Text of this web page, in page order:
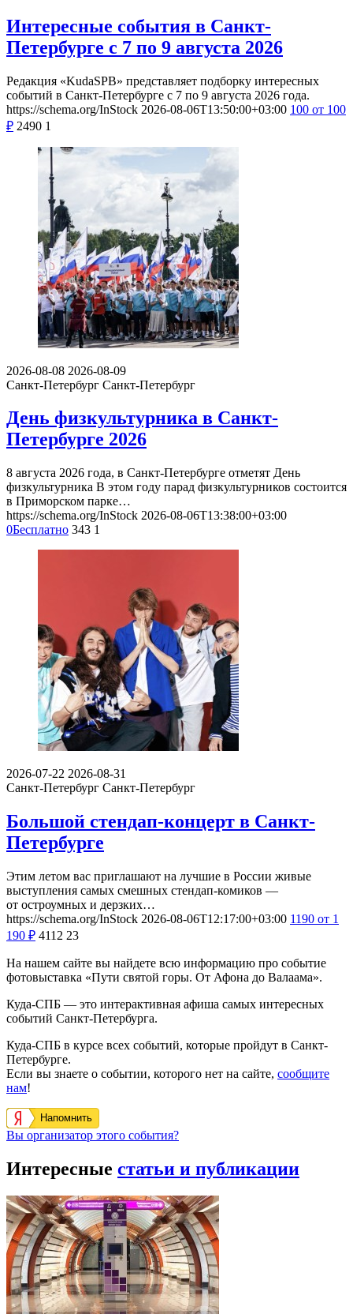
Интересные события в Санкт-
Петербурге с 7 по 9 августа 2026
Редакция «KudaSPB» представляет подборку интересных
событий в Санкт-Петербурге с 7 по 9 августа 2026 года.
https://schema.org/InStock 2026-08-06T13:50:00+03:00 100 от 100
₽ 2490 1
2026-08-08 2026-08-09
Санкт-Петербург Санкт-Петербург
День физкультурника в Санкт-
Петербурге 2026
8 августа 2026 года, в Санкт-Петербурге отметят День
физкультурника В этом году парад физкультурников состоится
в Приморском парке…
https://schema.org/InStock 2026-08-06T13:38:00+03:00
0Бесплатно 343 1
2026-07-22 2026-08-31
Санкт-Петербург Санкт-Петербург
Большой стендап-концерт в Санкт-
Петербурге
Этим летом вас приглашают на лучшие в России живые
выступления самых смешных стендап-комиков —
от остроумных и дерзких…
https://schema.org/InStock 2026-08-06T12:17:00+03:00 1190 от 1
190 ₽ 4112 23
На нашем сайте вы найдете всю информацию про событие
фотовыставка «Пути святой горы. От Афона до Валаама».
Куда-СПБ — это интерактивная афиша самых интересных
событий Санкт-Петербурга.
Куда-СПБ в курсе всех событий, которые пройдут в Санкт-
Петербурге.
Если вы знаете о событии, которого нет на сайте, сообщите
нам!
Напомнить
Вы организатор этого события?
Интересные статьи и публикации